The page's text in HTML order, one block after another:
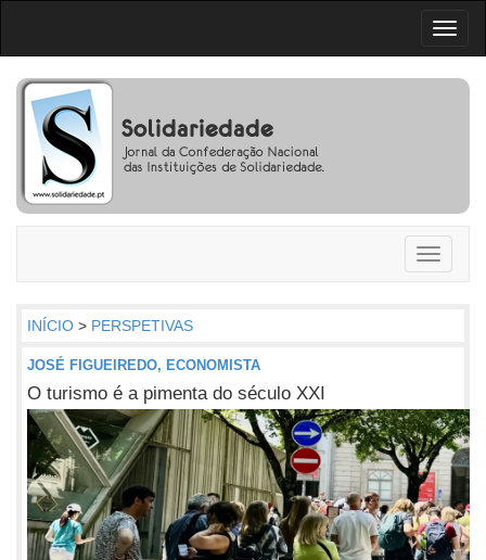
Toggle
INÍCIO > PERSPETIVAS
JOSÉ FIGUEIREDO, ECONOMISTA
O turismo é a pimenta do século XXI